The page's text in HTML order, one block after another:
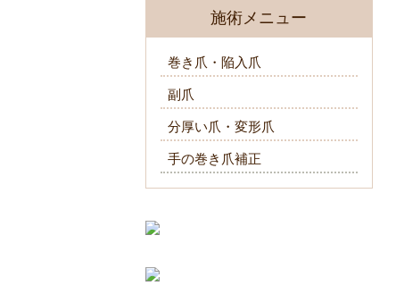
施術メニュー
巻き爪・陥入爪
副爪
分厚い爪・変形爪
手の巻き爪補正